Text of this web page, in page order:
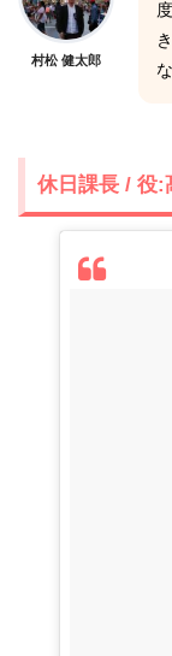
村松 健太郎
休日課長 / 役: